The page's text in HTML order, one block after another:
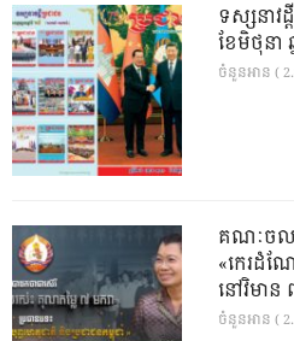
ទស្សនាវ
ខែមិថុនា
ចំនួនអាន (
គណៈចល
«កេរដំ
នៅវិមាន
ចំនួនអាន (